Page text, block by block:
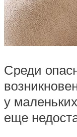
Среди
у
еще